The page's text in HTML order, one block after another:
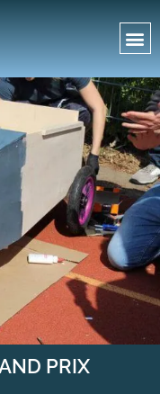
PRIX